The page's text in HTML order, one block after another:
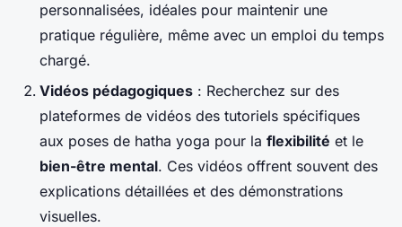
personnalisées, idéales pour maintenir une
pratique régulière, même avec un emploi du temps
chargé.
Vidéos pédagogiques : Recherchez sur des
plateformes de vidéos des tutoriels spécifiques
aux poses de hatha yoga pour la flexibilité et le
bien-être mental. Ces vidéos offrent souvent des
explications détaillées et des démonstrations
visuelles.